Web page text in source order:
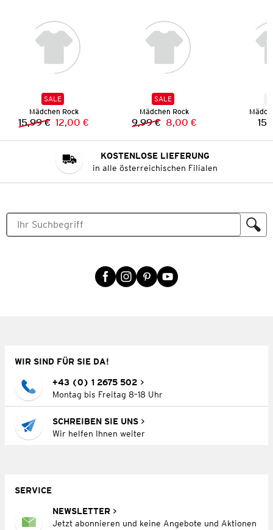
SALE
Mädchen Rock
Vorheriger Preis:
15,99 € Neuer Preis:
12,00 €
SALE
Mädchen Rock
Vorheriger Preis:
9,99 € Neuer Preis:
8,00 €
KOSTENLOSE LIEFERUNG
in alle österreichischen Filialen
WIR SIND FÜR SIE DA!
+43 (0) 1 2675 502
Montag bis Freitag 8–18 Uhr
SCHREIBEN SIE UNS
Wir helfen Ihnen weiter
SERVICE
NEWSLETTER
Jetzt abonnieren und keine Angebote und Aktionen